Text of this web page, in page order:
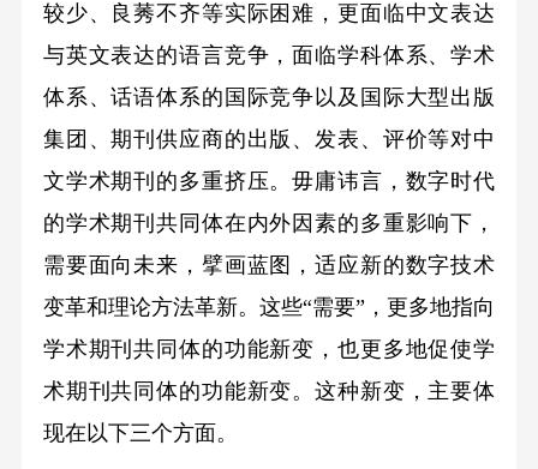
较少、良莠不齐等实际困难，更面临中文表达
与英文表达的语言竞争，面临学科体系、学术
体系、话语体系的国际竞争以及国际大型出版
集团、期刊供应商的出版、发表、评价等对中
文学术期刊的多重挤压。毋庸讳言，数字时代
的学术期刊共同体在内外因素的多重影响下，
需要面向未来，擘画蓝图，适应新的数字技术
变革和理论方法革新。这些“需要”，更多地指向
学术期刊共同体的功能新变，也更多地促使学
术期刊共同体的功能新变。这种新变，主要体
现在以下三个方面。